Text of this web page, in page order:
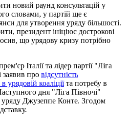
новий раунд консультацій у
словами, у партій ще є
для утворення уряду більшості.
президент ініціює дострокові
що урядову кризу потрібно
Італії та лідер партії "Ліга
заявив про відсутність
урядовій коаліціїта потребу в
дня "Ліга Півночі"
уряду Джузеппе Конте. Згодом